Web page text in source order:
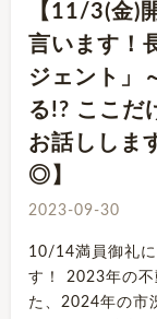
【11/3(金)
言います！
ジェント」
る!? ここだ
お話ししま
◎】
2023-09-30
10/14満員御礼
す！ 2023年の不
た、2024年の市